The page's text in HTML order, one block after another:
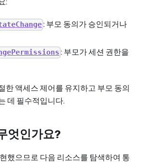
: 부모 동의가 승인되거나
: 부모가 세션 권한을
한 액세스 제어를 유지하고 부모 동의
데 필수적입니다.
엇인가요?
했으므로 다음 리소스를 탐색하여 통